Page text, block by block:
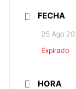
FECHA
25 Ago
Expirado
HORA